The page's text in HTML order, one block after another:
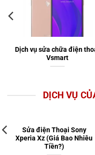
Dịch vụ sửa chữa điện
Vsmart
DỊCH VỤ
Sửa điện Thoại Sony
Xperia Xz (Giá Bao Nhiêu
Tiền?)